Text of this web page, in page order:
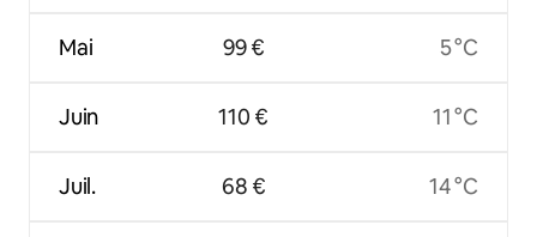
Mai
Juin
Juil.
99 €
110 €
68 €
5 °C
11 °C
14 °C